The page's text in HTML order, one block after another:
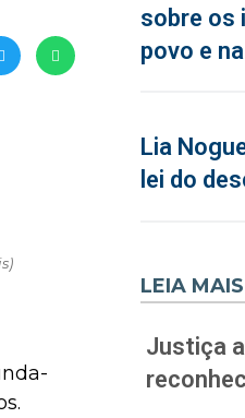
sobre os
povo e
Lia
lei do
LEIA MAIS
Justiça